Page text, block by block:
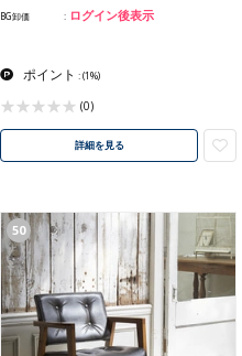
BG卸価 ログイン後表示
ポイント :(1%)
(0)
詳細を見る
50